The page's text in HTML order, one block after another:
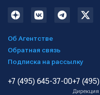
Об Агентстве
Обратная связь
Подписка на рассылку
+7 (495) 645-37-00+7